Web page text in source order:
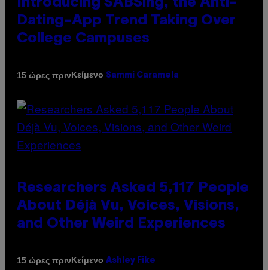
Introducing SABSing, the Anti-
Dating-App Trend Taking Over
College Campuses
15 ώρες πρινΚείμενο Sammi Caramela
Researchers Asked 5,117 People
About Déjà Vu, Voices, Visions,
and Other Weird Experiences
15 ώρες πρινΚείμενο Ashley Fike